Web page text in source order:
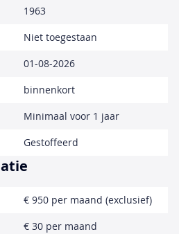
1963
Niet toegestaan
01-08-2026
binnenkort
Minimaal voor 1 jaar
Gestoffeerd
€ 950 per maand (exclusief)
€ 30 per maand